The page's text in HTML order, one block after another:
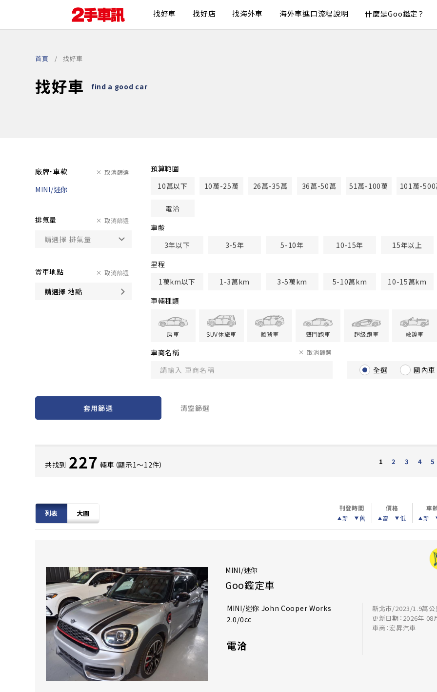
找好車 找好店 找海外車 海外車進口流程說明 什麼是Goo鑑定？
首頁 找好車
找好車 find a good car
廠牌・車款 取消篩選
MINI/迷你
排氣量 取消篩選
賞車地點
請選擇 地點
取消篩選
預算範圍
10萬以下
10萬-25萬 26萬-35萬 36萬-50萬 51萬-100萬 101萬-500
電洽
車齢
3年以下
3-5年 5-10年 10-15年
15年以上
里程
1萬km以下
1-3萬km 3-5萬km 5-10萬km
10-15萬km
車輛種類
房車 SUV休旅車 掀背車 雙門跑車 超級跑車 敞篷車
車商名稱 取消篩選
全選 國內車
套用篩選 清空篩選
共找到 227 輛車（顯示1〜12件） 1 2 3 4 5
列表 大圖
刊登時間
新
舊
價格
高
低
車
新
MINI/迷你
Goo鑑定車
MINI/迷你 John Cooper Works
2.0/0cc
電洽
新北市/2023/1.9萬公
更新日期：2026年 08
車商：宏昇汽車